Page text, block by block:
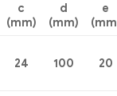
c
(mm)
d
(mm)
e
24 100 20